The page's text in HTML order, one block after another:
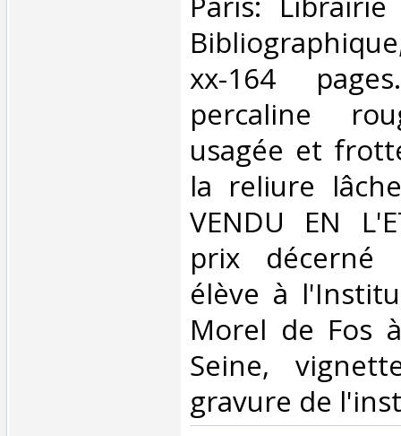
xx-164
percaline
usagée et
la reliure
VENDU EN
prix décerné
élève à
Morel de Fos
Seine,
gravure de